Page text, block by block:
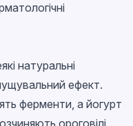
натуральні
ефект.
ферменти, а йогурт